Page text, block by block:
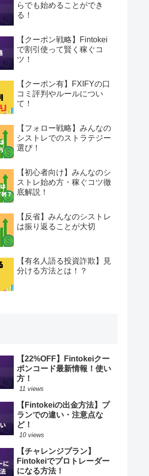
らでも始めることができ
る！
【クーポン戦略】Fintokei
で割引使って賢く稼ぐコ
ツ！
【クーポン有】FXIFYの口
コミ評判やルールについ
て！
【フォロー戦略】みんなの
シストレでのストラテジー
選び！
【初心者向け】みんなのシ
ストレ始め方・稼ぐコツ徹
底解説！
【反省】みんなのシストレ
は振り返ることが大切
【有名人語る投資詐欺】見
分ける方法とは！？
【22%OFF】Fintokeiクー
ポンコード最新情報！使い
方！
11 views
【Fintokeiの出金方法】プ
ランでの違い・注意点な
ど！
10 views
【チャレンジプラン】
Fintokeiでプロトレーダー
になる方法！